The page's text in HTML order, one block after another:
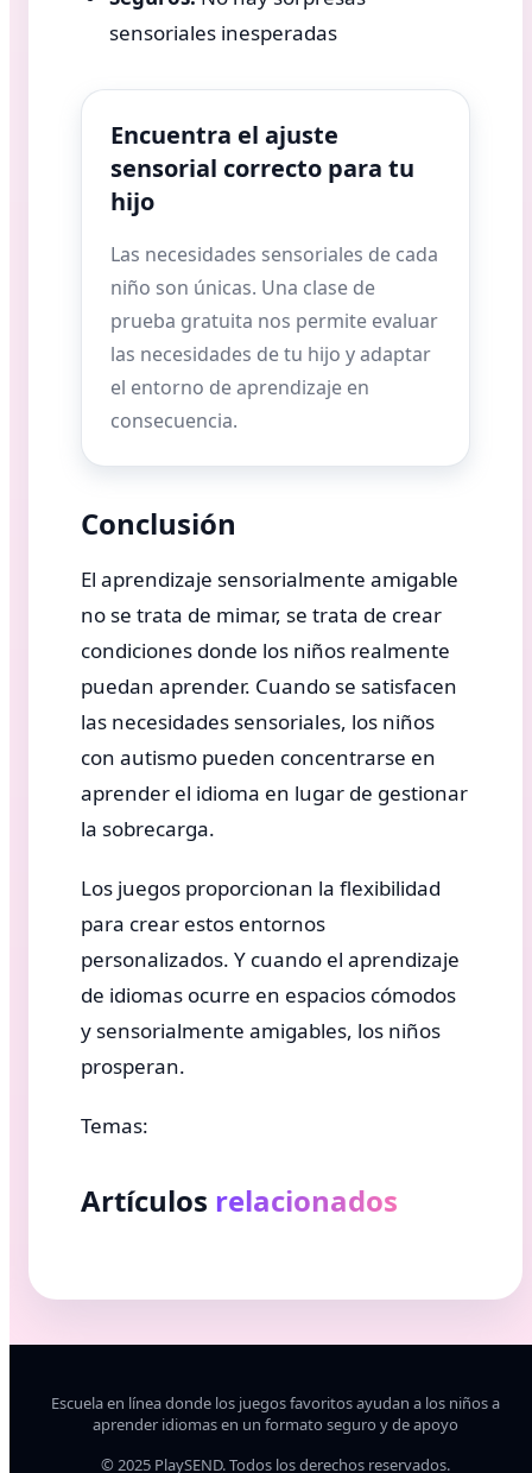
sensoriales inesperadas
Encuentra el ajuste
sensorial correcto para tu
hijo
Las necesidades sensoriales de cada
niño son únicas. Una clase de
prueba gratuita nos permite evaluar
las necesidades de tu hijo y adaptar
el entorno de aprendizaje en
consecuencia.
Conclusión
El aprendizaje sensorialmente amigable
no se trata de mimar, se trata de crear
condiciones donde los niños realmente
puedan aprender. Cuando se satisfacen
las necesidades sensoriales, los niños
con autismo pueden concentrarse en
aprender el idioma en lugar de gestionar
la sobrecarga.
Los juegos proporcionan la flexibilidad
para crear estos entornos
personalizados. Y cuando el aprendizaje
de idiomas ocurre en espacios cómodos
y sensorialmente amigables, los niños
prosperan.
Temas:
Artículos relacionados
Escuela en línea donde los juegos favoritos ayudan a los niños a
aprender idiomas en un formato seguro y de apoyo
© 2025 PlaySEND. Todos los derechos reservados.